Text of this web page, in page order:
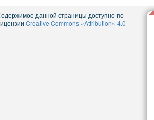
данной страницы доступно по
Creative Commons «Attribution» 4.0